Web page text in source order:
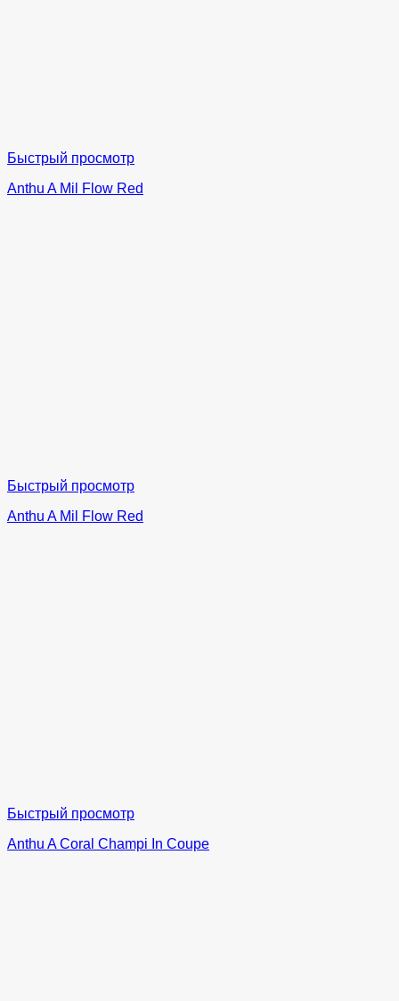
Быстрый просмотр
Anthu A Mil Flow Red
Быстрый просмотр
Anthu A Mil Flow Red
Быстрый просмотр
Anthu A Coral Champi In Coupe